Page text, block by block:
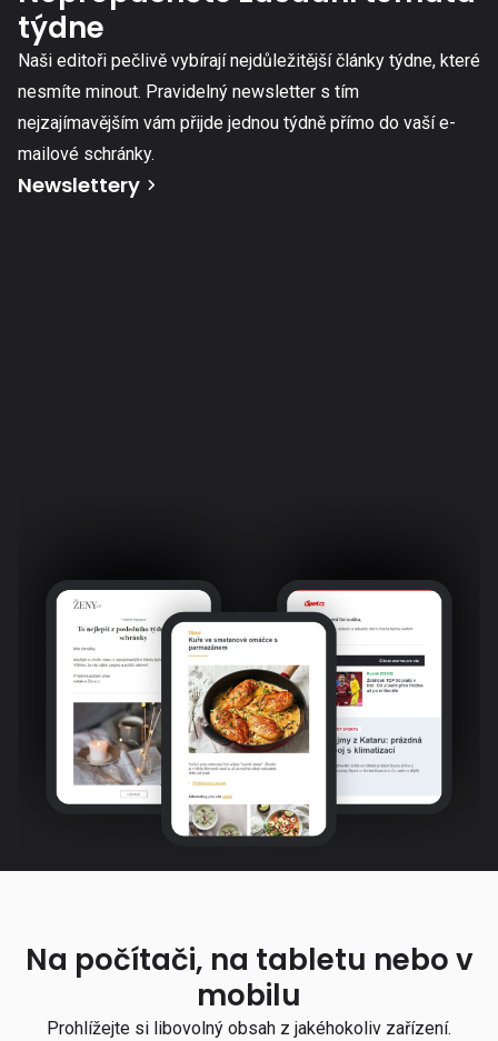
týdne
Naši editoři pečlivě vybírají nejdůležitější články týdne, které
nesmíte minout. Pravidelný newsletter s tím
nejzajímavějším vám přijde jednou týdně přímo do vaší e-
mailové schránky.
Newslettery
Na počítači, na tabletu nebo v
mobilu
Prohlížejte si libovolný obsah z jakéhokoliv zařízení.